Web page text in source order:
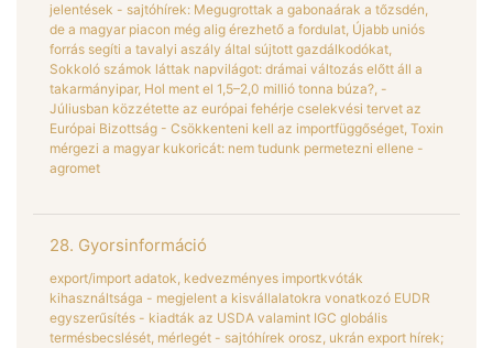
jelentések - sajtóhírek: Megugrottak a gabonaárak a tőzsdén,
de a magyar piacon még alig érezhető a fordulat, Újabb uniós
forrás segíti a tavalyi aszály által sújtott gazdálkodókat,
Sokkoló számok láttak napvilágot: drámai változás előtt áll a
takarmányipar, Hol ment el 1,5–2,0 millió tonna búza?, -
Júliusban közzétette az európai fehérje cselekvési tervet az
Európai Bizottság - Csökkenteni kell az importfüggőséget, Toxin
mérgezi a magyar kukoricát: nem tudunk permetezni ellene -
agromet
28. Gyorsinformáció
export/import adatok, kedvezményes importkvóták
kihasználtsága - megjelent a kisvállalatokra vonatkozó EUDR
egyszerűsítés - kiadták az USDA valamint IGC globális
termésbecslését, mérlegét - sajtóhírek orosz, ukrán export hírek;